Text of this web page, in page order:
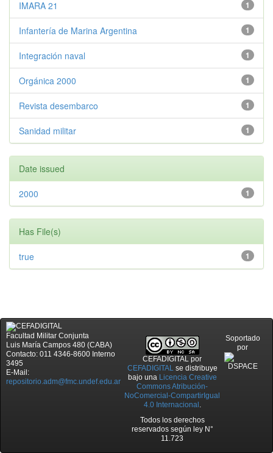
1
IMARA 21
1
Infantería de Marina Argentina
1
Integración naval
1
Orgánica 2000
1
Revista desembarco
1
Sanidad militar
Date issued
1
2000
Has File(s)
1
true
Facultad Militar Conjunta
Luis María Campos 480 (CABA)
Contacto: 011 4346-8600 Interno
3495
E-Mail:
repositorio.adm@fmc.undef.edu.ar
CEFADIGITAL por
CEFADIGITALse distribuye
bajo una Licencia Creative
Commons Atribución-
NoComercial-CompartirIgual
4.0 Internacional .
Todos los derechos
reservados según ley N°
11.723
Soportado
por